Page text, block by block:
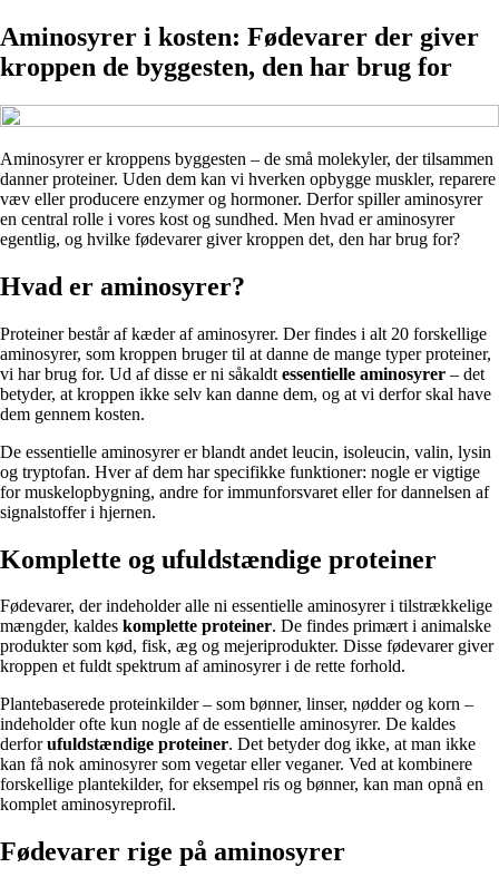
Aminosyrer i kosten: Fødevarer der giver
kroppen de byggesten, den har brug for
Aminosyrer er kroppens byggesten – de små molekyler, der tilsammen
danner proteiner. Uden dem kan vi hverken opbygge muskler, reparere
væv eller producere enzymer og hormoner. Derfor spiller aminosyrer
en central rolle i vores kost og sundhed. Men hvad er aminosyrer
egentlig, og hvilke fødevarer giver kroppen det, den har brug for?
Hvad er aminosyrer?
Proteiner består af kæder af aminosyrer. Der findes i alt 20 forskellige
aminosyrer, som kroppen bruger til at danne de mange typer proteiner,
vi har brug for. Ud af disse er ni såkaldt essentielle aminosyrer – det
betyder, at kroppen ikke selv kan danne dem, og at vi derfor skal have
dem gennem kosten.
De essentielle aminosyrer er blandt andet leucin, isoleucin, valin, lysin
og tryptofan. Hver af dem har specifikke funktioner: nogle er vigtige
for muskelopbygning, andre for immunforsvaret eller for dannelsen af
signalstoffer i hjernen.
Komplette og ufuldstændige proteiner
Fødevarer, der indeholder alle ni essentielle aminosyrer i tilstrækkelige
mængder, kaldes komplette proteiner. De findes primært i animalske
produkter som kød, fisk, æg og mejeriprodukter. Disse fødevarer giver
kroppen et fuldt spektrum af aminosyrer i de rette forhold.
Plantebaserede proteinkilder – som bønner, linser, nødder og korn –
indeholder ofte kun nogle af de essentielle aminosyrer. De kaldes
derforufuldstændige proteiner. Det betyder dog ikke, at man ikke
kan få nok aminosyrer som vegetar eller veganer. Ved at kombinere
forskellige plantekilder, for eksempel ris og bønner, kan man opnå en
komplet aminosyreprofil.
Fødevarer rige på aminosyrer